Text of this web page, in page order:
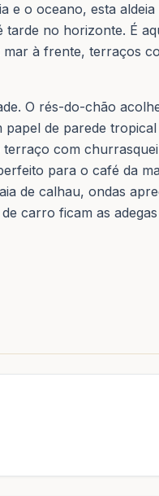
e o oceano, esta
no horizonte. É
mar à frente, terraços
O rés-do-chão
de parede
com
para o café da
de calhau, ondas
carro ficam as